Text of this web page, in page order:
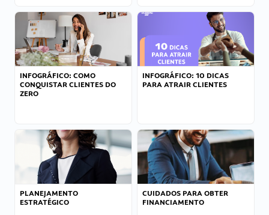
INFOGRÁFICO: COMO
CONQUISTAR CLIENTES DO
ZERO
INFOGRÁFICO: 10 DICAS
PARA ATRAIR CLIENTES
PLANEJAMENTO
ESTRATÉGICO
CUIDADOS PARA OBTER
FINANCIAMENTO